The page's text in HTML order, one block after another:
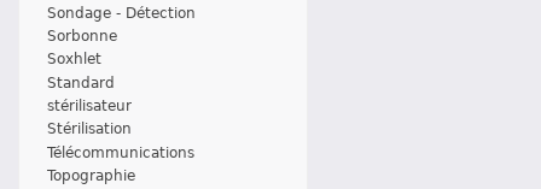
Sondage - Détection
Sorbonne
Soxhlet
Standard
stérilisateur
Stérilisation
Télécommunications
Topographie